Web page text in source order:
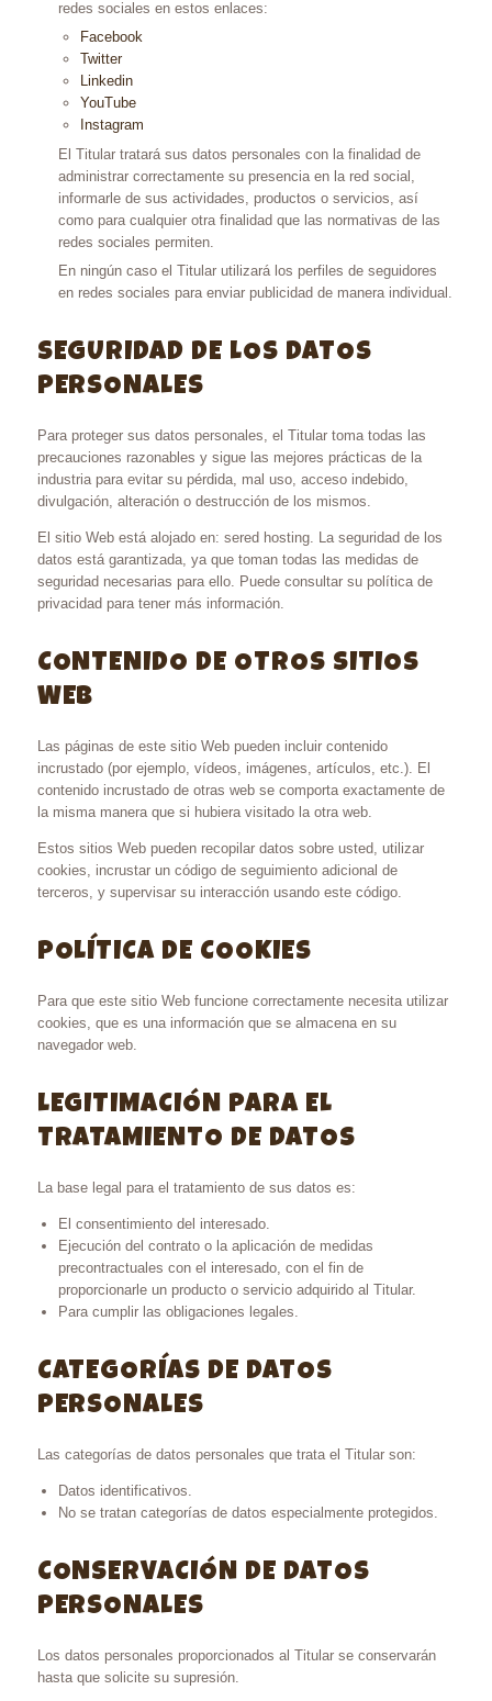
redes sociales en estos enlaces:
Facebook
Twitter
Linkedin
YouTube
Instagram
El Titular tratará sus datos personales con la finalidad de
administrar correctamente su presencia en la red social,
informarle de sus actividades, productos o servicios, así
como para cualquier otra finalidad que las normativas de las
redes sociales permiten.
En ningún caso el Titular utilizará los perfiles de seguidores
en redes sociales para enviar publicidad de manera individual.
SEGURIDAD DE LOS DATOS
PERSONALES
Para proteger sus datos personales, el Titular toma todas las
precauciones razonables y sigue las mejores prácticas de la
industria para evitar su pérdida, mal uso, acceso indebido,
divulgación, alteración o destrucción de los mismos.
El sitio Web está alojado en: sered hosting. La seguridad de los
datos está garantizada, ya que toman todas las medidas de
seguridad necesarias para ello. Puede consultar su política de
privacidad para tener más información.
CONTENIDO DE OTROS SITIOS
WEB
Las páginas de este sitio Web pueden incluir contenido
incrustado (por ejemplo, vídeos, imágenes, artículos, etc.). El
contenido incrustado de otras web se comporta exactamente de
la misma manera que si hubiera visitado la otra web.
Estos sitios Web pueden recopilar datos sobre usted, utilizar
cookies, incrustar un código de seguimiento adicional de
terceros, y supervisar su interacción usando este código.
POLÍTICA DE COOKIES
Para que este sitio Web funcione correctamente necesita utilizar
cookies, que es una información que se almacena en su
navegador web.
LEGITIMACIÓN PARA EL
TRATAMIENTO DE DATOS
La base legal para el tratamiento de sus datos es:
El consentimiento del interesado.
Ejecución del contrato o la aplicación de medidas
precontractuales con el interesado, con el fin de
proporcionarle un producto o servicio adquirido al Titular.
Para cumplir las obligaciones legales.
CATEGORÍAS DE DATOS
PERSONALES
Las categorías de datos personales que trata el Titular son:
Datos identificativos.
No se tratan categorías de datos especialmente protegidos.
CONSERVACIÓN DE DATOS
PERSONALES
Los datos personales proporcionados al Titular se conservarán
hasta que solicite su supresión.